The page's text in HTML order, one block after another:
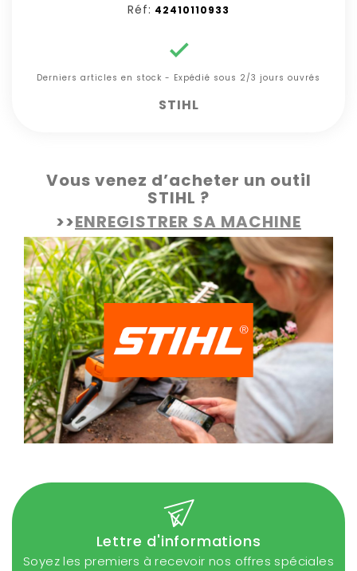
Réf: 42410110933

Derniers articles en stock - Expédié sous 2/3 jours ouvrés
STIHL
Vous venez d’acheter un outil
STIHL ?
>>ENREGISTRER SA MACHINE
Lettre d'informations
Soyez les premiers à recevoir nos offres spéciales